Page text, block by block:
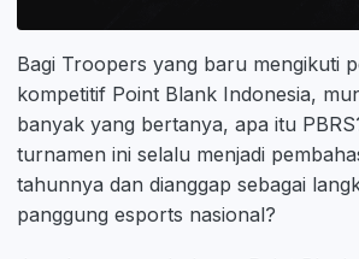
Bagi Troopers yang baru mengikuti
kompetitif Point Blank Indonesia,
banyak yang bertanya, apa itu
turnamen ini selalu menjadi
tahunnya dan dianggap sebagai
panggung esports nasional?